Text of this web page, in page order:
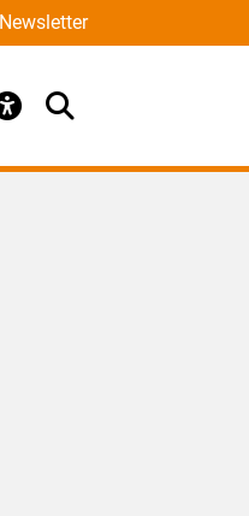
Newsletter